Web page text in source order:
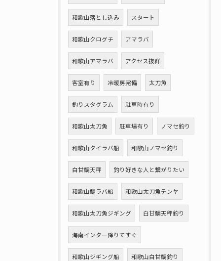
和歌山落とし込み スタート
和歌山クログチ アマラバ
和歌山アマラバ アクセス抜群
客室有り 冷暖房完備 太刀魚
釣りスタグラム 駐車時有り
和歌山太刀魚 駐車場有り ノマセ釣り
和歌山タイラバ船 和歌山ノマセ釣り
白甘鯛天秤 釣り好きな人と繋がりたい
和歌山鯛ラバ船 和歌山太刀魚テンヤ
和歌山太刀魚ジギング 白甘鯛天秤釣り
海南インター降りてすぐ
和歌山ジギング船 和歌山白甘鯛釣り